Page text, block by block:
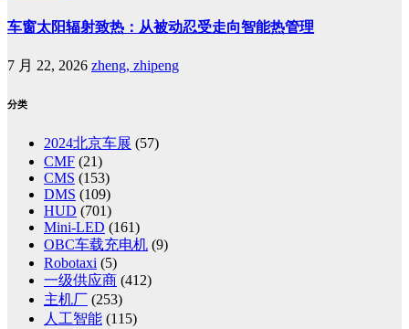
车窗太阳辐射致热：从被动忍受走向智能热管理
7 月 22, 2026 zheng, zhipeng
分类
2024北京车展 (57)
CMF (21)
CMS (153)
DMS (109)
HUD (701)
Mini-LED (161)
OBC车载充电机 (9)
Robotaxi (5)
一级供应商 (412)
主机厂 (253)
人工智能 (115)